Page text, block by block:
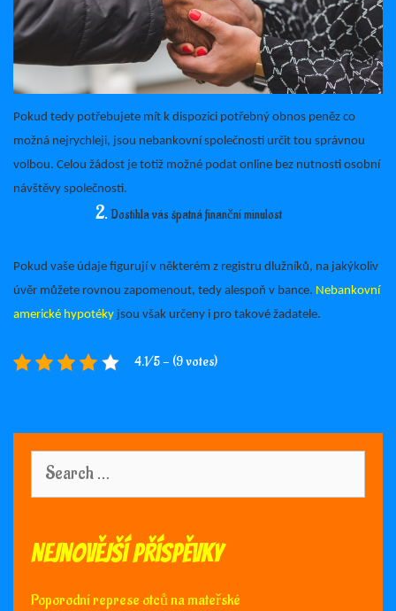
Pokud tedy potřebujete mít k dispozici potřebný obnos peněz co
možná nejrychleji, jsou nebankovní společnosti určit tou správnou
volbou. Celou žádost je totiž možné podat online bez nutnosti osobní
návštěvy společnosti.
Dostihla vás špatná finanční minulost
Pokud vaše údaje figurují v některém z registru dlužníků, na jakýkoliv
úvěr můžete rovnou zapomenout, tedy alespoň v bance. Nebankovní
americké hypotéky jsou však určeny i pro takové žadatele.
4.1/5 - (9 votes)
for:
Nejnovější příspěvky
Poporodní represe otců na mateřské